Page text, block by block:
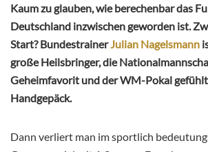
Kaum zu glauben, wie berechenbar das
Deutschland inzwischen geworden ist.
Start? BundestrainerJulian Nagelsmann
große Heilsbringer, die
Geheimfavorit und der WM-Pokal
Handgepäck.
Dann verliert man im sportlich